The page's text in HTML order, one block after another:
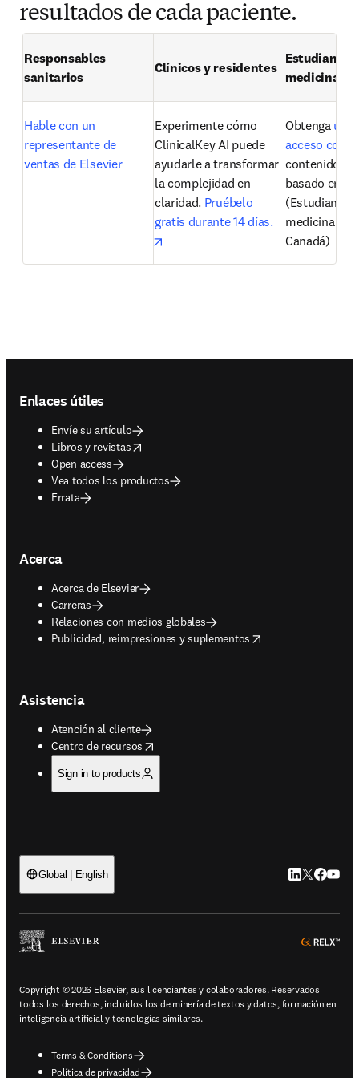
resultados de cada paciente.
Responsables
sanitarios
Clínicos y residentes
Estudiantes
medicina
Hable con un
representante de
ventas de Elsevier
Experimente cómo
ClinicalKey AI puede
ayudarle a transformar
la complejidad en
claridad. Pruébelo
gratis durante 14 días.
opens in new tab/window
Obtenga un
acceso
contenido
basado en
(Estudiantes
medicina en
Canadá)
Enlaces útiles
Envíe su artículo
Libros y revistas
opens in new tab/window
Open access
Vea todos los productos
Errata
Acerca
Acerca de Elsevier
Carreras
Relaciones con medios globales
Publicidad, reimpresiones y suplementos
opens in new tab/window
Asistencia
Atención al cliente
Centro de recursos
opens in new tab/window
Sign in to products
Global | English LinkedIn se
Twitter se
Copyright © 2026 Elsevier, sus licenciantes y colaboradores. Reservados
todos los derechos, incluidos los de minería de textos y datos, formación en
inteligencia artificial y tecnologías similares.
Terms & Conditions
Política de privacidad